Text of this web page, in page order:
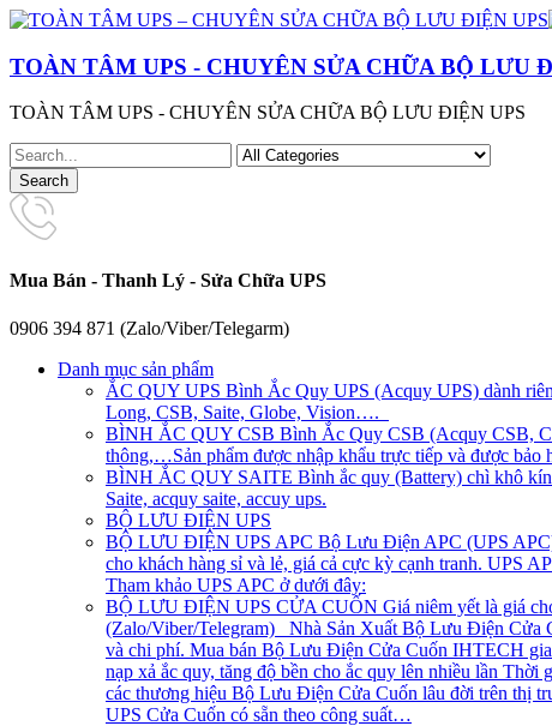
TOÀN TÂM UPS - CHUYÊN SỬA CHỮA BỘ LƯU
TOÀN TÂM UPS - CHUYÊN SỬA CHỮA BỘ LƯU ĐIỆN UPS
Mua Bán - Thanh Lý - Sửa Chữa UPS
0906 394 871 (Zalo/Viber/Telegarm)
Danh mục sản phẩm
ẮC QUY UPS Bình Ắc Quy UPS (Acquy UPS) dành
Long, CSB, Saite, Globe, Vision….
BÌNH ẮC QUY CSB Bình Ắc Quy CSB (Acquy CSB,
thông,…Sản phẩm được nhập khẩu trực tiếp và được bảo
BÌNH ẮC QUY SAITE Bình ắc quy (Battery) chì khô
Saite, acquy saite, accuy ups.
BỘ LƯU ĐIỆN UPS
BỘ LƯU ĐIỆN UPS APC Bộ Lưu Điện APC (UPS
cho khách hàng sỉ và lẻ, giá cả cực kỳ cạnh tranh. UPS
Tham khảo UPS APC ở dưới đây:
BỘ LƯU ĐIỆN UPS CỬA CUỐN Giá niêm yết là giá
(Zalo/Viber/Telegram) Nhà Sản Xuất Bộ Lưu Điện Cửa
và chi phí. Mua bán Bộ Lưu Điện Cửa Cuốn IHTECH
nạp xả ắc quy, tăng độ bền cho ắc quy lên nhiều lần
các thương hiệu Bộ Lưu Điện Cửa Cuốn lâu đời trên thị
UPS Cửa Cuốn có sẵn theo công suất…